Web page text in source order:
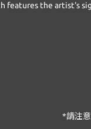
features the artist's
*請注